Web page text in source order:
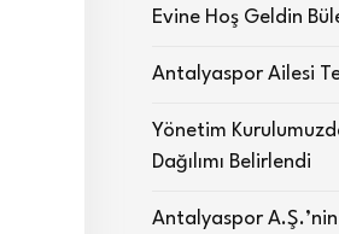
Evine Hoş Geldin
Antalyaspor Ailesi
Yönetim
Dağılımı Belirlendi
Antalyaspor A.Ş.’nin